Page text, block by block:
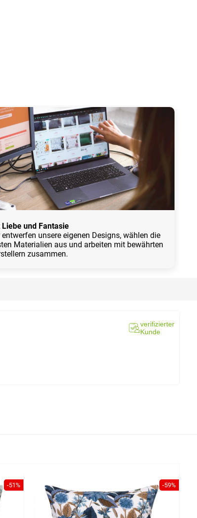
Liebe und Fantasie
entwerfen unsere eigenen Designs, wählen die
Materialien aus und arbeiten mit bewährten
zusammen.
verifizierter
Kunde
-51% -59%